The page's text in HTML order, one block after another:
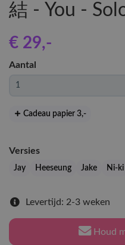
結 - You -
€ 29,-
Aantal
Cadeau papier 3,-
Versies
Jay Heeseung Jake Ni-ki
Levertijd: 2-3 weken
Houd